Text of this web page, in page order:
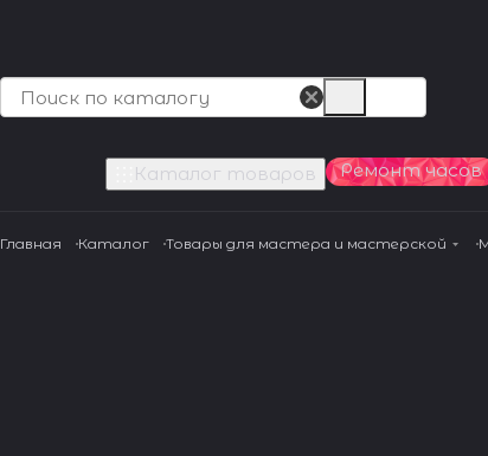
Каталог товаров Ремонт часов
Главная Каталог Товары для мастера и мастерской